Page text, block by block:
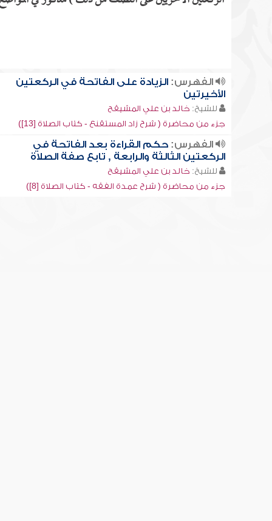
الفهرس:الزيادة على الفاتحة في الركعتين
الأخيرتين
للشيخ: خالد بن علي المشيقح
جزء من محاضرة ( شرح زاد المستقنع - كتاب الصلاة [13])
الفهرس:حكم القراءة بعد الفاتحة في
الركعتين الثالثة والرابعة , تابع صفة الصلاة
للشيخ: خالد بن علي المشيقح
جزء من محاضرة ( شرح عمدة الفقه - كتاب الصلاة [8])